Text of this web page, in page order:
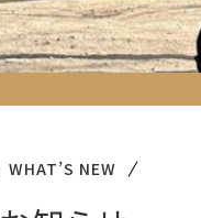
WHAT’S NEW